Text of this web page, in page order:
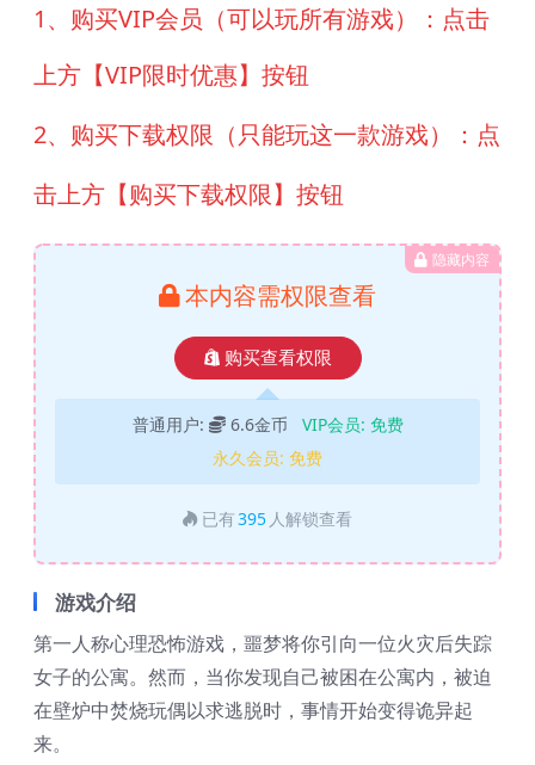
1、购买VIP会员（可以玩所有游戏）：点击
上方【VIP限时优惠】按钮
2、购买下载权限（只能玩这一款游戏）：点
击上方【购买下载权限】按钮
隐藏内容
本内容需权限查看
购买查看权限
普通用户: 6.6金币 VIP会员: 免费
永久会员: 免费
已有395 人解锁查看
游戏介绍
第一人称心理恐怖游戏，噩梦将你引向一位火灾后失踪
女子的公寓。然而，当你发现自己被困在公寓内，被迫
在壁炉中焚烧玩偶以求逃脱时，事情开始变得诡异起
来。